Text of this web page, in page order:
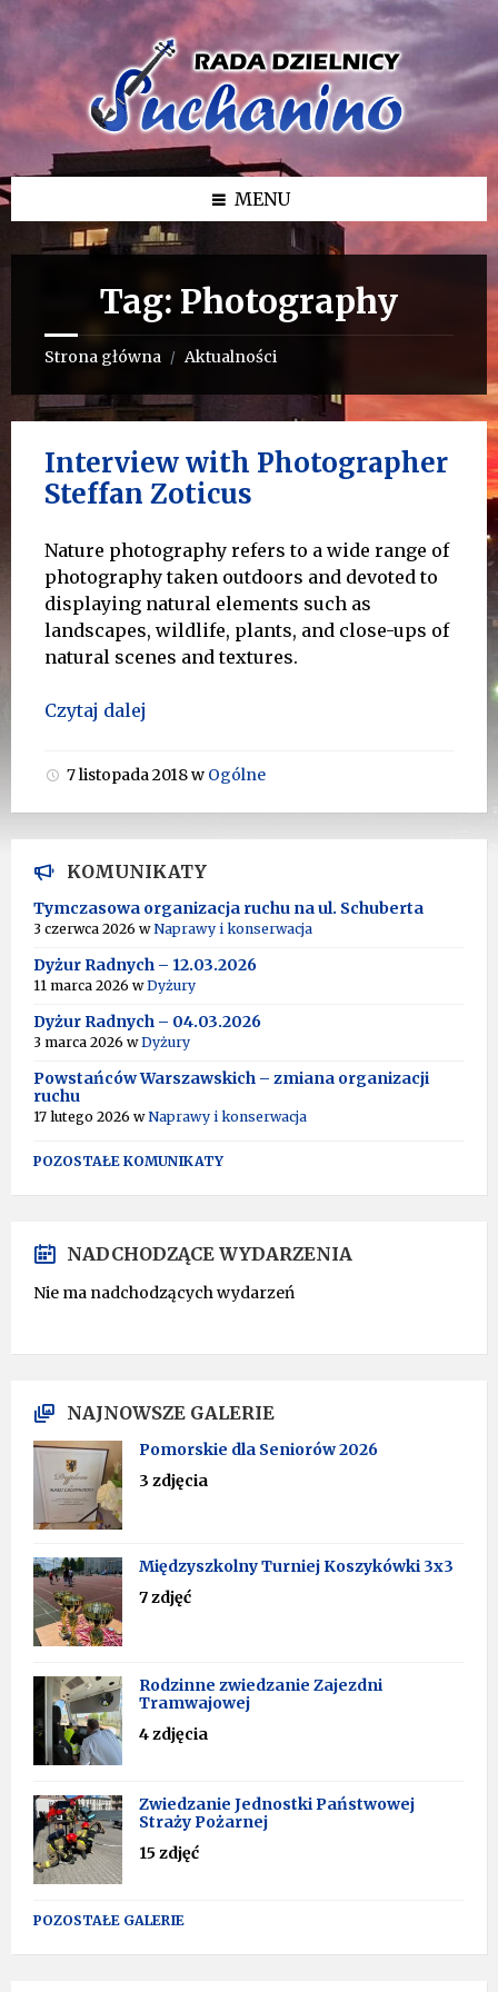
Przejdź
Przejdź
bocznego
Przejdź
MENU
Tag: Photography
Strona główna / Aktualności
Interview with Photographer
Steffan Zoticus
Nature photography refers to a wide range of
photography taken outdoors and devoted to
displaying natural elements such as
landscapes, wildlife, plants, and close-ups of
natural scenes and textures.
Czytaj dalej
7 listopada 2018w Ogólne
KOMUNIKATY
Tymczasowa organizacja ruchu na ul. Schuberta
3 czerwca 2026 wNaprawy i konserwacja
Dyżur Radnych – 12.03.2026
11 marca 2026 wDyżury
Dyżur Radnych – 04.03.2026
3 marca 2026 wDyżury
Powstańców Warszawskich – zmiana organizacji
ruchu
17 lutego 2026 wNaprawy i konserwacja
POZOSTAŁE KOMUNIKATY
NADCHODZĄCE WYDARZENIA
Nie ma nadchodzących wydarzeń
NAJNOWSZE GALERIE
Pomorskie dla Seniorów 2026
3 zdjęcia
Międzyszkolny Turniej Koszykówki 3x3
7 zdjęć
Rodzinne zwiedzanie Zajezdni
Tramwajowej
4 zdjęcia
Zwiedzanie Jednostki Państwowej
Straży Pożarnej
15 zdjęć
POZOSTAŁE GALERIE